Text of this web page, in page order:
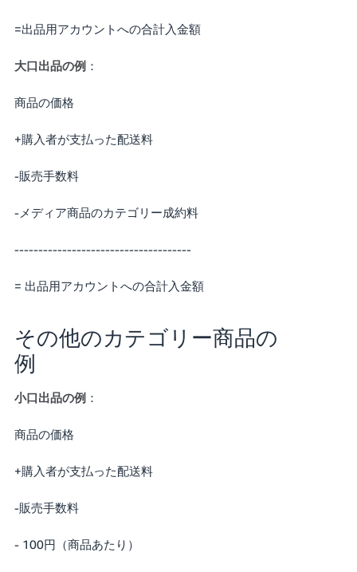
=出品用アカウントへの合計入金額
大口出品の例：
商品の価格
+購入者が支払った配送料
-販売手数料
-メディア商品のカテゴリー成約料
-------------------------------------
= 出品用アカウントへの合計入金額
その他のカテゴリー商品の
例
小口出品の例：
商品の価格
+購入者が支払った配送料
-販売手数料
- 100円（商品あたり）